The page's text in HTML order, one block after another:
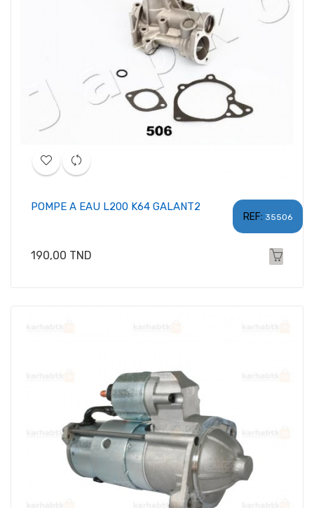
REF: 35506
POMPE A EAU L200 K64 GALANT2
Prix
190,00 TND